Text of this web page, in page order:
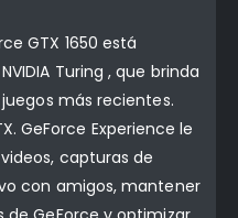
GTX 1650 está
Turing , que brinda
más recientes.
GeForce Experience le
capturas de
con amigos, mantener